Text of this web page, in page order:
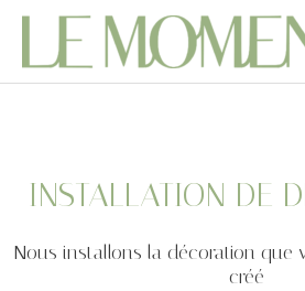
INSTALLATION DE
Nous installons la décoration que
créé